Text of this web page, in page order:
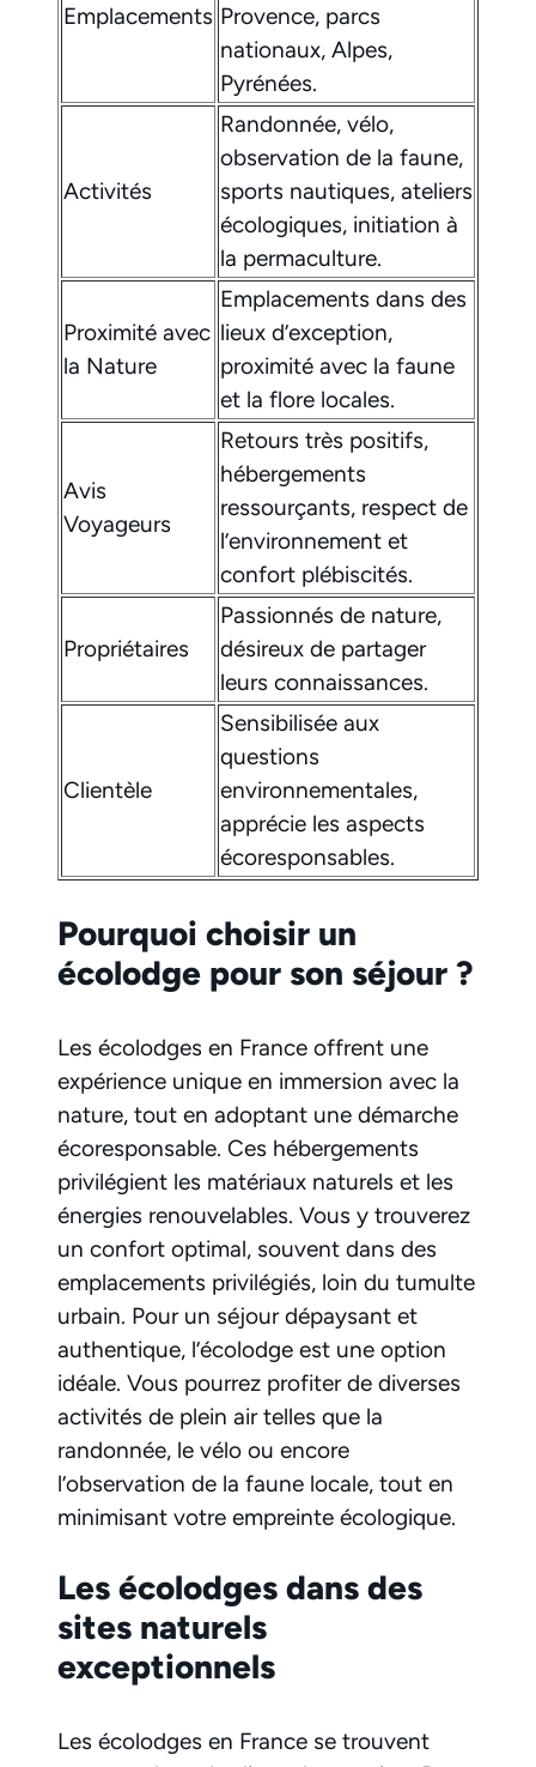
Emplacements Provence, parcs
nationaux, Alpes,
Pyrénées.
Activités
Randonnée, vélo,
observation de la faune,
sports nautiques, ateliers
écologiques, initiation à
la permaculture.
Proximité avec
la Nature
Emplacements dans des
lieux d’exception,
proximité avec la faune
et la flore locales.
Avis
Voyageurs
Retours très positifs,
hébergements
ressourçants, respect de
l’environnement et
confort plébiscités.
Propriétaires
Passionnés de nature,
désireux de partager
leurs connaissances.
Clientèle
Sensibilisée aux
questions
environnementales,
apprécie les aspects
écoresponsables.
Pourquoi choisir un
écolodge pour son séjour ?
Les écolodges en France offrent une
expérience unique en immersion avec la
nature, tout en adoptant une démarche
écoresponsable. Ces hébergements
privilégient les matériaux naturels et les
énergies renouvelables. Vous y trouverez
un confort optimal, souvent dans des
emplacements privilégiés, loin du tumulte
urbain. Pour un séjour dépaysant et
authentique, l’écolodge est une option
idéale. Vous pourrez profiter de diverses
activités de plein air telles que la
randonnée, le vélo ou encore
l’observation de la faune locale, tout en
minimisant votre empreinte écologique.
Les écolodges dans des
sites naturels
exceptionnels
Les écolodges en France se trouvent